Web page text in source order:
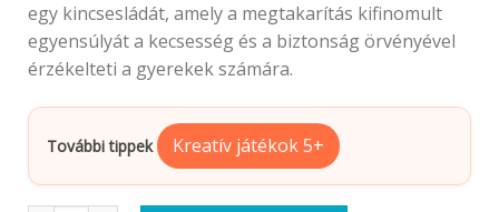
egy kincsesládát, amely a megtakarítás kifinomult
egyensúlyát a kecsesség és a biztonság örvényével
érzékelteti a gyerekek számára.
További tippek Kreatív játékok 5+